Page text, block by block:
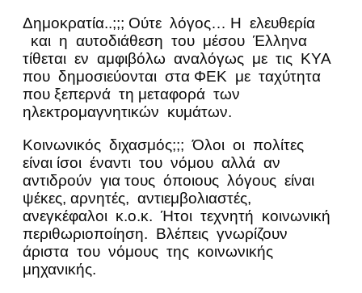
Δημοκρατία..;;; Ούτε λόγος… Η ελευθερία
και η αυτοδιάθεση του μέσου Έλληνα
τίθεται εν αμφιβόλω αναλόγως με τις ΚΥΑ
που δημοσιεύονται στα ΦΕΚ με ταχύτητα
που ξεπερνά τη μεταφορά των
ηλεκτρομαγνητικών κυμάτων.
Κοινωνικός διχασμός;;; Όλοι οι πολίτες
είναι ίσοι έναντι του νόμου αλλά αν
αντιδρούν για τους όποιους λόγους είναι
ψέκες, αρνητές, αντιεμβολιαστές,
ανεγκέφαλοι κ.ο.κ. Ήτοι τεχνητή κοινωνική
περιθωριοποίηση. Βλέπεις γνωρίζουν
άριστα του νόμους της κοινωνικής
μηχανικής.